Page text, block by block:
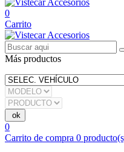
0
Carrito
Más productos
0
Carrito de compra 0